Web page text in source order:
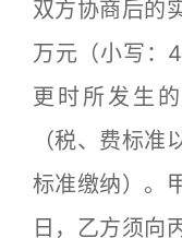
双方协商后的
万元（小写：
更时所发生
（税、费标
标准缴纳）。
日，乙方须向